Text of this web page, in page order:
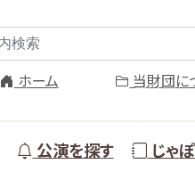
ホーム 当財団に
公演を探す じゃ